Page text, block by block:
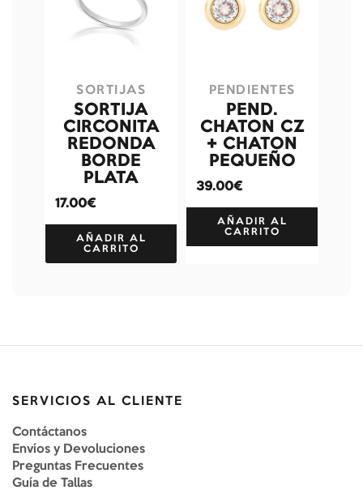
SORTIJAS
SORTIJA
CIRCONITA
REDONDA
BORDE
PLATA
17.00€
AÑADIR AL
CARRITO
PENDIENTES
PEND.
CHATON CZ
+ CHATON
PEQUEÑO
39.00€
AÑADIR AL
CARRITO
SERVICIOS AL CLIENTE
Contáctanos
Envíos y Devoluciones
Preguntas Frecuentes
Guía de Tallas